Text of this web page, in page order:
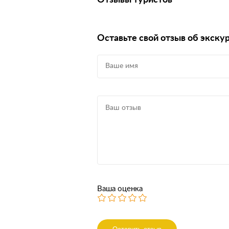
Оставьте свой отзыв об
Ваша оценка